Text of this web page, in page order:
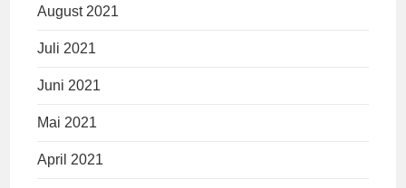
August 2021
Juli 2021
Juni 2021
Mai 2021
April 2021